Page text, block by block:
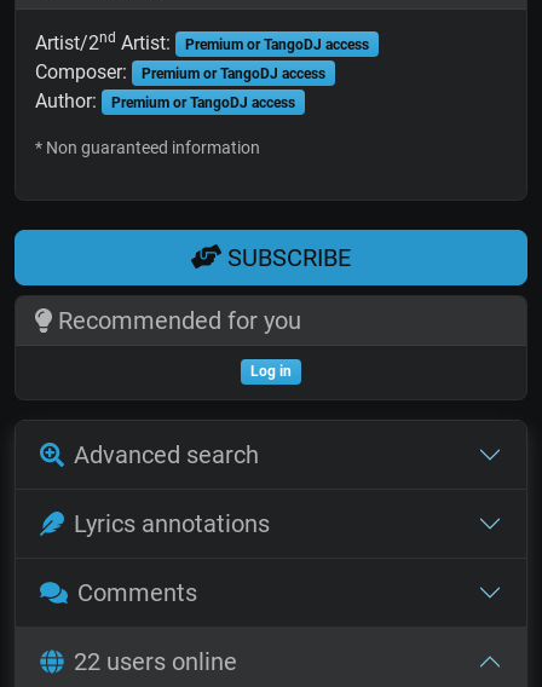
Artist/2nd Artist: Premium or TangoDJ access
Composer: Premium or TangoDJ access
Author: Premium or TangoDJ access
* Non guaranteed information
SUBSCRIBE
Recommended for you
Log in
Advanced search
Lyrics annotations
Comments
22 users online